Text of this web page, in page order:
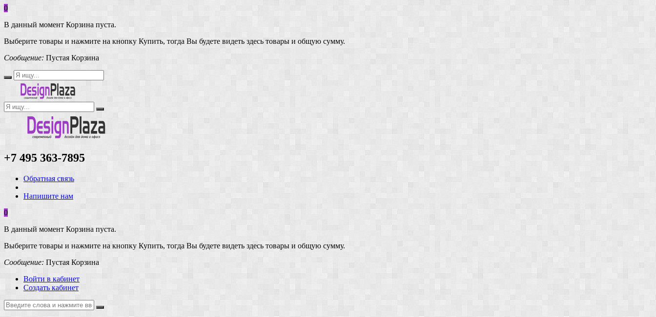
0
В данный момент Корзина пуста.
Выберите товары и нажмите на кнопку Купить, тогда Вы будете видеть здесь товары и общую сумму.
Сообщение: Пустая Корзина
+7 495 363-7895
Обратная связь
Напишите нам
0
В данный момент Корзина пуста.
Выберите товары и нажмите на кнопку Купить, тогда Вы будете видеть здесь товары и общую сумму.
Сообщение: Пустая Корзина
Войти в кабинет
Создать кабинет